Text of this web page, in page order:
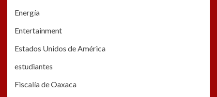
Energía
Entertainment
Estados Unidos de América
estudiantes
Fiscalía de Oaxaca